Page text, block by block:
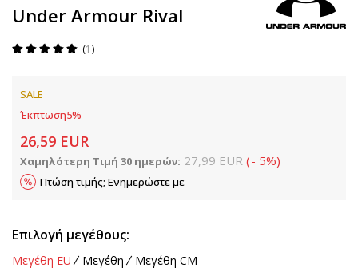
Under Armour Rival
1
SALE
Έκπτωση5%
26,59 EUR
Χαμηλότερη Τιμή 30 ημερών: 27,99 EUR (- 5%)
Πτώση τιμής; Ενημερώστε με
Επιλογή μεγέθους:
Μεγέθη EU Μεγέθη Μεγέθη CM